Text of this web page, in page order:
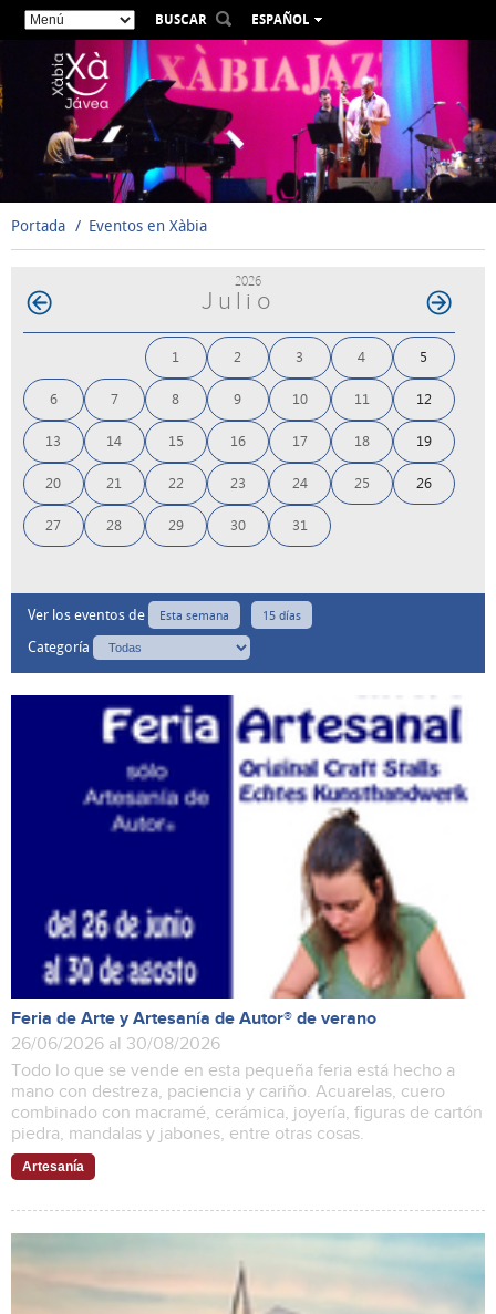
BUSCAR
ESPAÑOL
VALENCIÀ
ENGLISH
DEUTSCH
РУССКИЙ
Portada Eventos en Xàbia
2026
Julio
1 2 3 4 5
6 7 8 9 10 11 12
13 14 15 16 17 18 19
20 21 22 23 24 25 26
27 28 29 30 31
Ver los eventos de Esta semana 15 días
Categoría
Feria de Arte y Artesanía de Autor® de verano
26/06/2026 al 30/08/2026
Todo lo que se vende en esta pequeña feria está hecho a
mano con destreza, paciencia y cariño. Acuarelas, cuero
combinado con macramé, cerámica, joyería, figuras de cartón
piedra, mandalas y jabones, entre otras cosas.
Artesanía